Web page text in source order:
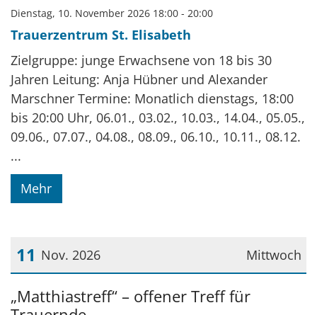
Dienstag, 10. November 2026 18:00 - 20:00
Trauerzentrum St. Elisabeth
Zielgruppe: junge Erwachsene von 18 bis 30
Jahren Leitung: Anja Hübner und Alexander
Marschner Termine: Monatlich dienstags, 18:00
bis 20:00 Uhr, 06.01., 03.02., 10.03., 14.04., 05.05.,
09.06., 07.07., 04.08., 08.09., 06.10., 10.11., 08.12.
...
Mehr
Mittwoch
11 Nov. 2026
Datum: 11. November 2026
„Matthiastreff“ – offener Treff für